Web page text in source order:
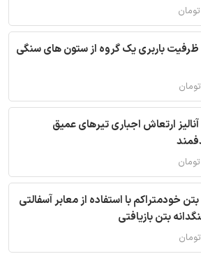
ظرفیت باربری یک گروه از ستون های سنگی
ارتعاش اجباری تیرهای عمیق
خودمتراکم با استفاده از معابر آسفالتی
بتن بازیافتی